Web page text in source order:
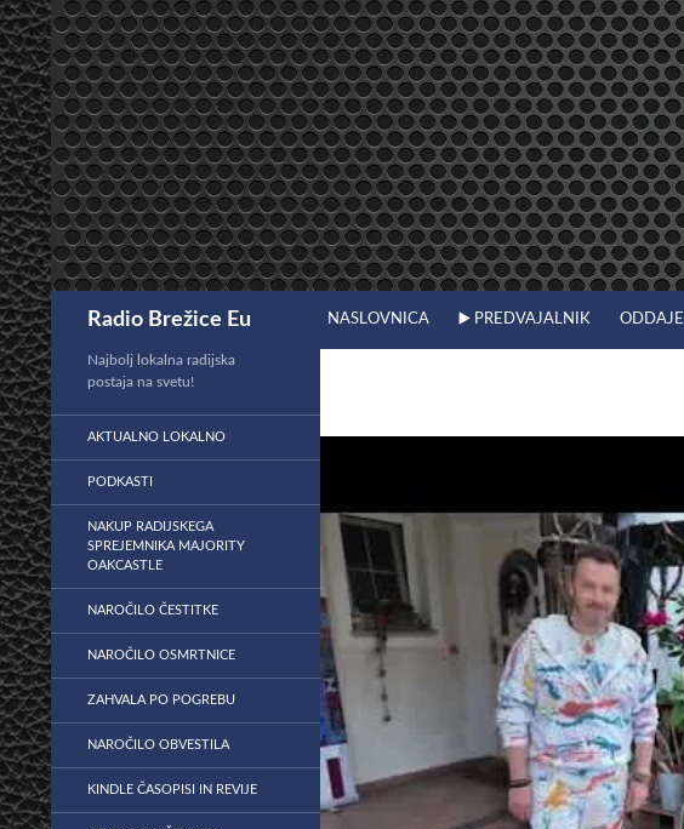
Preskoči
na
vsebino
Radio Brežice Eu NASLOVNICA ▶️ PREDVAJALNIK ODDAJE
Najbolj lokalna radijska
postaja na svetu!
AKTUALNO LOKALNO
PODKASTI
NAKUP RADIJSKEGA
SPREJEMNIKA MAJORITY
OAKCASTLE
NAROČILO ČESTITKE
NAROČILO OSMRTNICE
ZAHVALA PO POGREBU
NAROČILO OBVESTILA
KINDLE ČASOPISI IN REVIJE